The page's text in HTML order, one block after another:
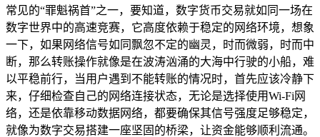
常见的“罪魁祸首”之一，要知道，数字货币交易就如同一场在
数字世界中的高速竞赛，它高度依赖于稳定的网络环境，想象
一下，如果网络信号如同飘忽不定的幽灵，时而微弱，时而中
断，那么转账操作就像是在波涛汹涌的大海中行驶的小船，难
以平稳前行，当用户遇到不能转账的情况时，首先应该冷静下
来，仔细检查自己的网络连接状态，无论是选择使用Wi-Fi网
络，还是依靠移动数据网络，都要确保其信号强度足够稳定，
就像为数字交易搭建一座坚固的桥梁，让资金能够顺利流通。